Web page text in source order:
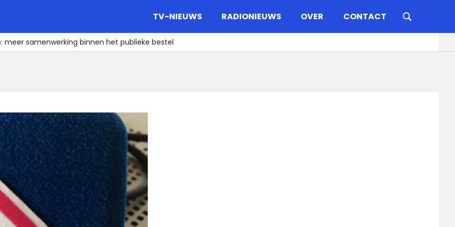
TV-NIEUWS RADIONIEUWS OVER CONTACT
meer samenwerking binnen het publieke bestel